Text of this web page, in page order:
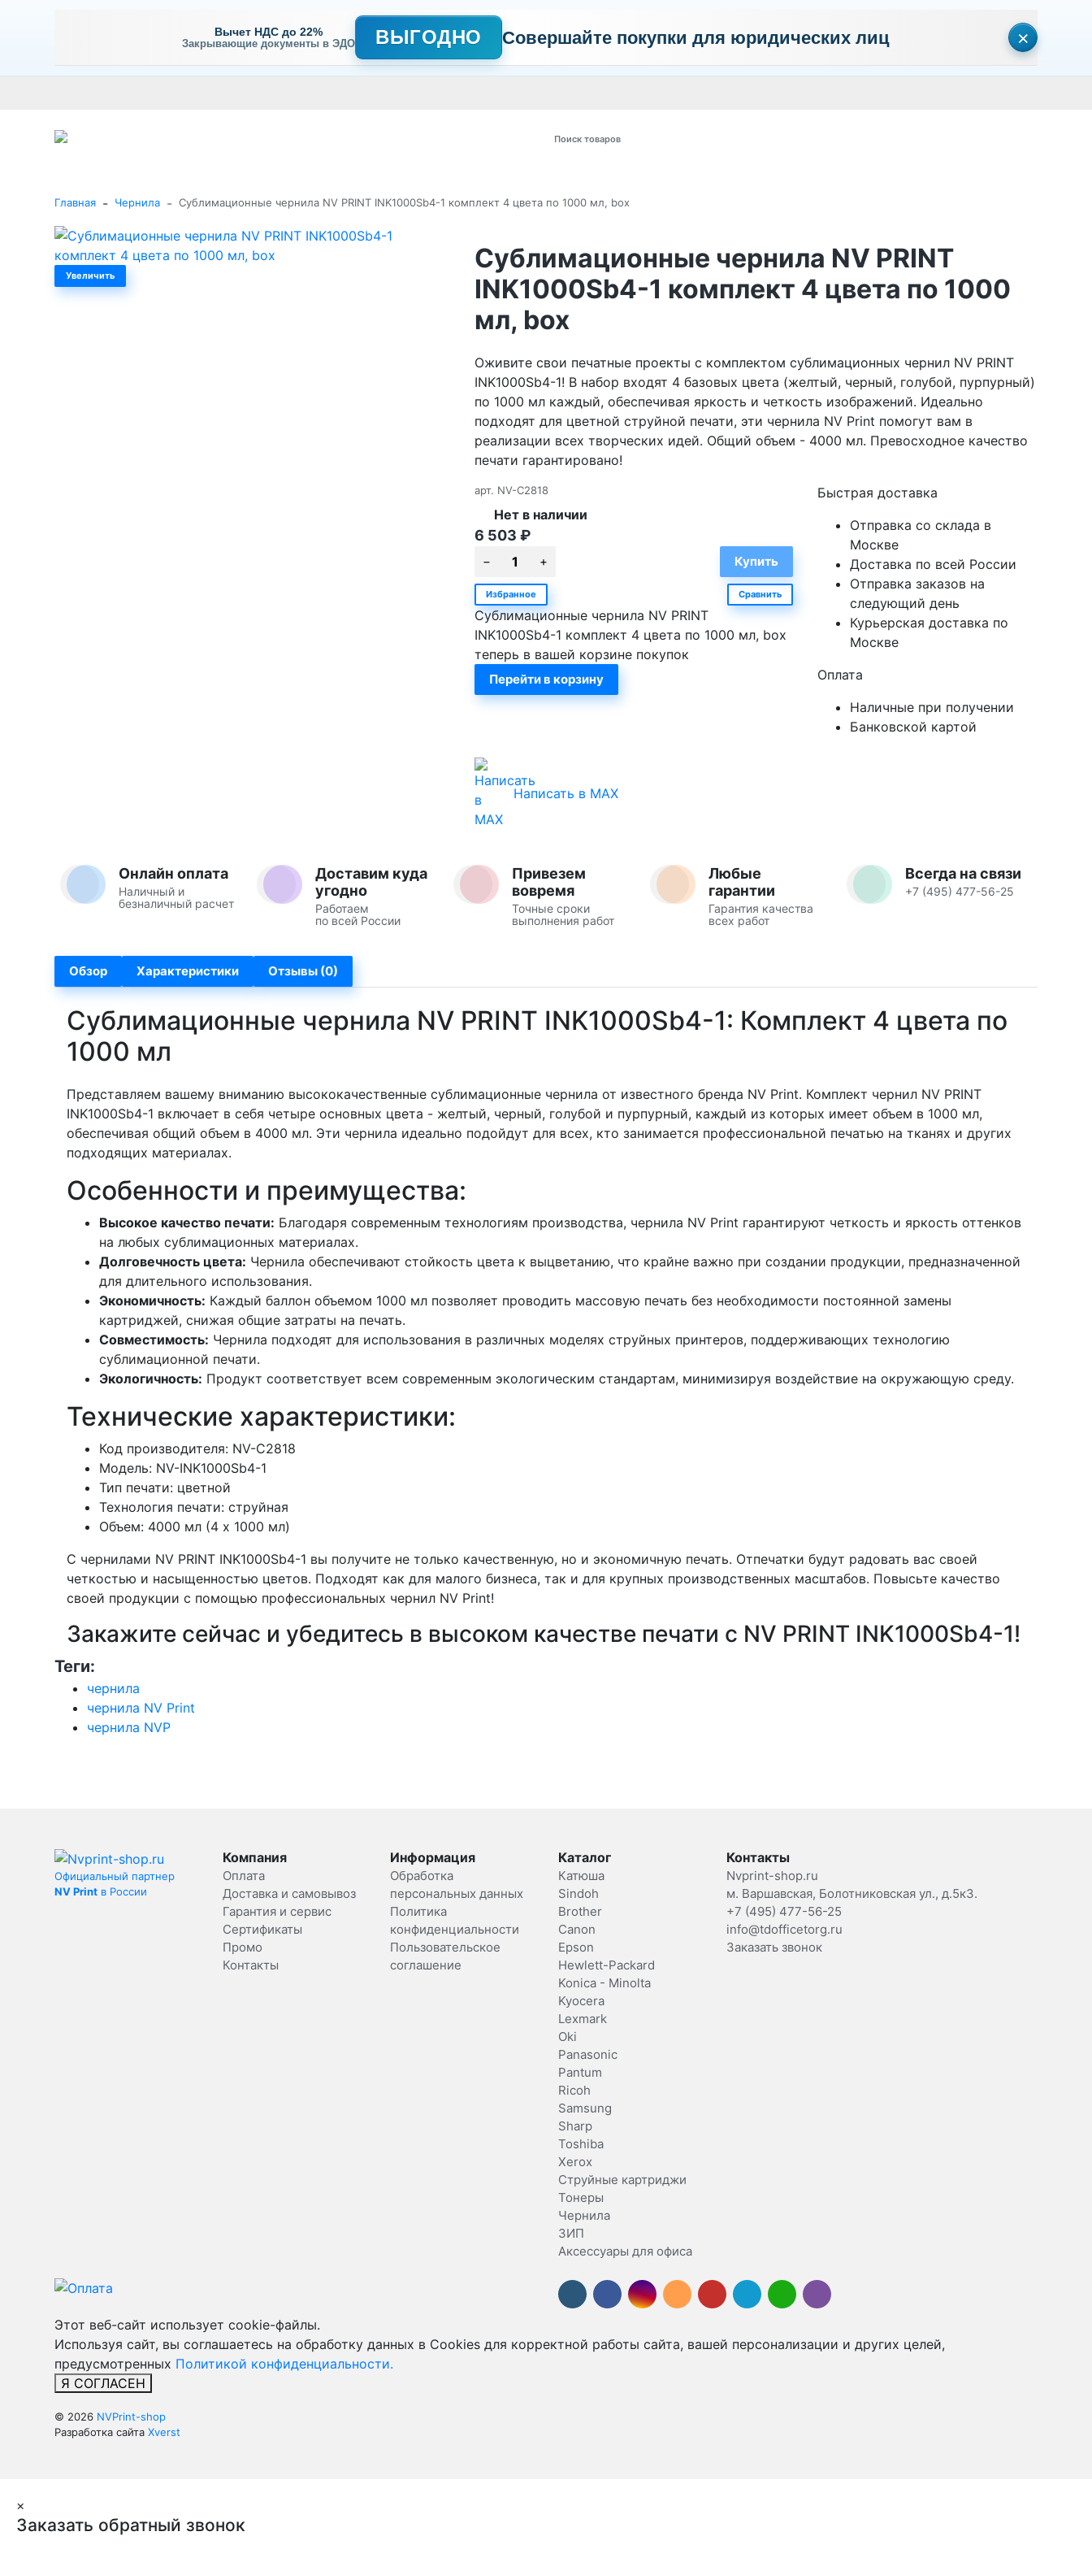
Вычет НДС до 22%
Закрывающие документы в ЭДО ВЫГОДНО Совершайте покупки для юридических лиц ×
Главная - Чернила - Сублимационные чернила NV PRINT INK1000Sb4-1 комплект 4 цвета по 1000 мл, box
Увеличить
Сублимационные чернила NV PRINT
INK1000Sb4-1 комплект 4 цвета по 1000
мл, box
Оживите свои печатные проекты с комплектом сублимационных чернил NV PRINT
INK1000Sb4-1! В набор входят 4 базовых цвета (желтый, черный, голубой, пурпурный)
по 1000 мл каждый, обеспечивая яркость и четкость изображений. Идеально
подходят для цветной струйной печати, эти чернила NV Print помогут вам в
реализации всех творческих идей. Общий объем - 4000 мл. Превосходное качество
печати гарантировано!
арт. NV-C2818
Нет в наличии
6 503 ₽
Избранное Сравнить
Сублимационные чернила NV PRINT
INK1000Sb4-1 комплект 4 цвета по 1000 мл, box
теперь в вашей корзине покупок
Перейти в корзину
Быстрая доставка
Отправка со склада в
Москве
Доставка по всей России
Отправка заказов на
следующий день
Курьерская доставка по
Москве
Оплата
Наличные при получении
Банковской картой
Написать в MAX
Онлайн оплата
Наличный и
безналичный расчет
Доставим куда
угодно
Работаем
по всей России
Привезем
вовремя
Точные сроки
выполнения работ
Любые
гарантии
Гарантия качества
всех работ
Всегда на связи
+7 (495) 477-56-25
Обзор Характеристики Отзывы (0)
Сублимационные чернила NV PRINT INK1000Sb4-1: Комплект 4 цвета по
1000 мл
Представляем вашему вниманию высококачественные сублимационные чернила от известного бренда NV Print. Комплект чернил NV PRINT
INK1000Sb4-1 включает в себя четыре основных цвета - желтый, черный, голубой и пурпурный, каждый из которых имеет объем в 1000 мл,
обеспечивая общий объем в 4000 мл. Эти чернила идеально подойдут для всех, кто занимается профессиональной печатью на тканях и других
подходящих материалах.
Особенности и преимущества:
Высокое качество печати: Благодаря современным технологиям производства, чернила NV Print гарантируют четкость и яркость оттенков
на любых сублимационных материалах.
Долговечность цвета: Чернила обеспечивают стойкость цвета к выцветанию, что крайне важно при создании продукции, предназначенной
для длительного использования.
Экономичность: Каждый баллон объемом 1000 мл позволяет проводить массовую печать без необходимости постоянной замены
картриджей, снижая общие затраты на печать.
Совместимость: Чернила подходят для использования в различных моделях струйных принтеров, поддерживающих технологию
сублимационной печати.
Экологичность: Продукт соответствует всем современным экологическим стандартам, минимизируя воздействие на окружающую среду.
Технические характеристики:
Код производителя: NV-C2818
Модель: NV-INK1000Sb4-1
Тип печати: цветной
Технология печати: струйная
Объем: 4000 мл (4 х 1000 мл)
С чернилами NV PRINT INK1000Sb4-1 вы получите не только качественную, но и экономичную печать. Отпечатки будут радовать вас своей
четкостью и насыщенностью цветов. Подходят как для малого бизнеса, так и для крупных производственных масштабов. Повысьте качество
своей продукции с помощью профессиональных чернил NV Print!
Закажите сейчас и убедитесь в высоком качестве печати с NV PRINT INK1000Sb4-1!
Теги:
чернила
чернила NV Print
чернила NVP
Официальный партнер
NV Print в России
Компания
Оплата
Доставка и самовывоз
Гарантия и сервис
Сертификаты
Промо
Контакты
Информация
Обработка
персональных данных
Политика
конфиденциальности
Пользовательское
соглашение
Каталог
Катюша
Sindoh
Brother
Canon
Epson
Hewlett-Packard
Konica - Minolta
Kyocera
Lexmark
Oki
Panasonic
Pantum
Ricoh
Samsung
Sharp
Toshiba
Xerox
Струйные картриджи
Тонеры
Чернила
ЗИП
Аксессуары для офиса
Контакты
Nvprint-shop.ru
м. Варшавская, Болотниковская ул., д.5к3.
+7 (495) 477-56-25
info@tdofficetorg.ru
Заказать звонок
Этот веб-сайт использует cookie-файлы.
Используя сайт, вы соглашаетесь на обработку данных в Cookies для корректной работы сайта, вашей персонализации и других целей,
предусмотренных Политикой конфиденциальности.
Я СОГЛАСЕН
© 2026 NVPrint-shop
Разработка сайта Xverst
×
Заказать обратный звонок